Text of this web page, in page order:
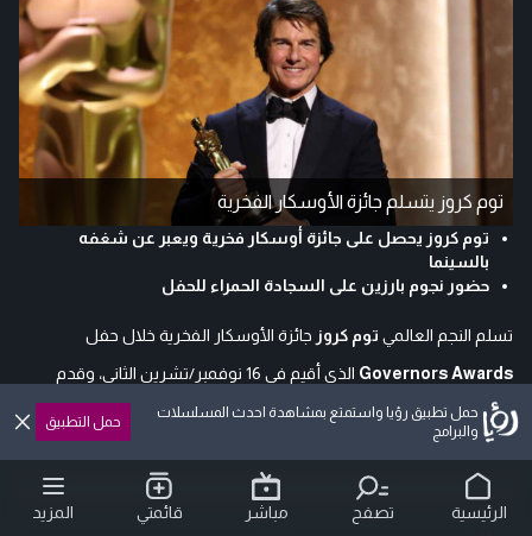
توم كروز يتسلم جائزة الأوسكار الفخرية
توم كروز يحصل على جائزة أوسكار فخرية ويعبر عن شغفه
بالسينما
حضور نجوم بارزين على السجادة الحمراء للحفل
تسلم النجم العالمي توم كروز جائزة الأوسكار الفخرية خلال حفل
Governors Awards
الذي أقيم في 16 نوفمبر/تشرين الثاني، وقدم
خطاب قبول مؤثر أظهر شغفه العميق بالسينما.
حمل تطبيق رؤيا واستمتع بمشاهدة احدث المسلسلات
والبرامج
حمل التطبيق
الرئيسية تصفح مباشر قائمتي المزيد